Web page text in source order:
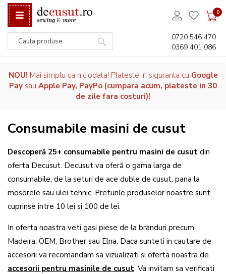
0
0720 546 470
0369 401 086
NOU! Mai simplu ca niciodata! Plateste in siguranta cu Google
Pay sau Apple Pay, PayPo (cumpara acum, plateste in 30
de zile fara costuri)!
Consumabile masini de cusut
Descoperă 25+ consumabile pentru masini de cusut din
oferta Decusut. Decusut va oferă o gama larga de
consumabile, de la seturi de ace duble de cusut, pana la
mosorele sau ulei tehnic. Preturile produselor noastre sunt
cuprinse intre 10 lei si 100 de lei.
In oferta noastra veti gasi piese de la branduri precum
Madeira, OEM, Brother sau Elna. Daca sunteti in cautare de
accesorii va recomandam sa vizualizati si oferta noastra de
accesorii pentru masinile de cusut. Va invitam sa verificati